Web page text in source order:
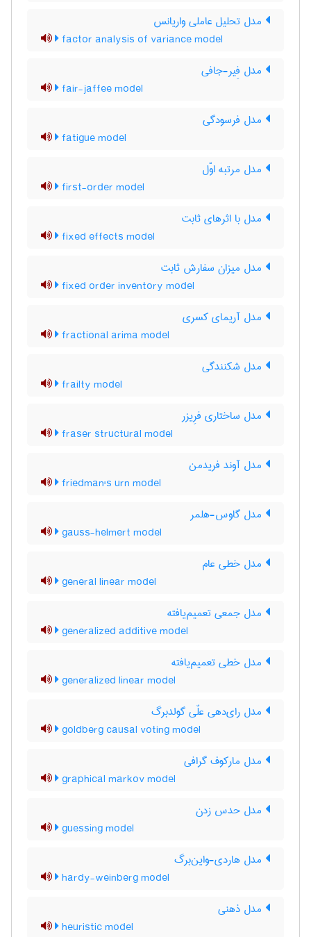
مدل تحلیل عاملی واریانس
factor analysis of variance model
مدل فِیر-جافی
fair-jaffee model
مدل فرسودگی
fatigue model
مدل مرتبه اوّل
first-order model
مدل با اثرهای ثابت
fixed effects model
مدل میزان سفارش ثابت
fixed order inventory model
مدل آریمای کسری
fractional arima model
مدل شکنندگی
frailty model
مدل ساختاری فرِیزر
fraser structural model
مدل آوند فریدمن
friedman's urn model
مدل گاوس-هلمر
gauss-helmert model
مدل خطی عام
general linear model
مدل جمعی تعمیم‌یافته
generalized additive model
مدل خطی تعمیم‌یافته
generalized linear model
مدل رای‌دهی علّی گولدبرگ
goldberg causal voting model
مدل مارکوف گرافی
graphical markov model
مدل حدس زدن
guessing model
مدل هاردی-واین‌برگ
hardy-weinberg model
مدل ذهنی
heuristic model